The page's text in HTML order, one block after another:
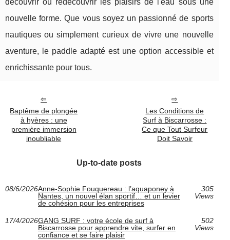
découvrir ou redécouvrir les plaisirs de l'eau sous une
nouvelle forme. Que vous soyez un passionné de sports
nautiques ou simplement curieux de vivre une nouvelle
aventure, le paddle adapté est une option accessible et
enrichissante pour tous.
Baptême de plongée
à hyères : une
première immersion
inoubliable
Les Conditions de
Surf à Biscarrosse :
Ce que Tout Surfeur
Doit Savoir
Up-to-date posts
08/6/2026Anne-Sophie Fouquereau : l’aquaponey à
Nantes, un nouvel élan sportif… et un levier
de cohésion pour les entreprises
305
Views
17/4/2026GANG SURF : votre école de surf à
Biscarrosse pour apprendre vite, surfer en
confiance et se faire plaisir
502
Views